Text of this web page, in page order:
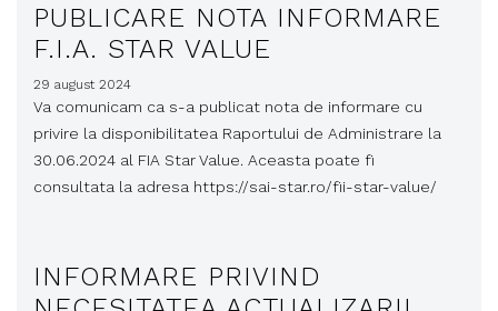
PUBLICARE NOTA INFORMARE
F.I.A. STAR VALUE
29 august 2024
Va comunicam ca s-a publicat nota de informare cu
privire la disponibilitatea Raportului de Administrare la
30.06.2024 al FIA Star Value. Aceasta poate fi
consultata la adresa https://sai-star.ro/fii-star-value/
INFORMARE PRIVIND